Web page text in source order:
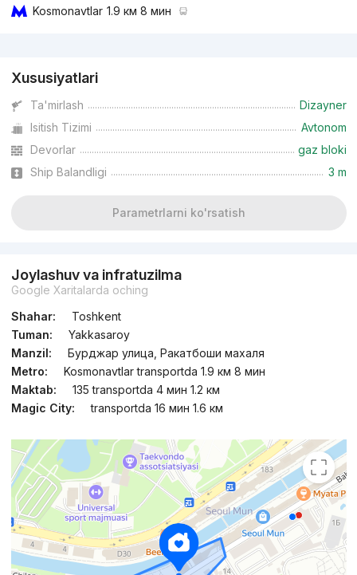
Kosmonavtlar 1.9 км 8 мин
Xususiyatlari
Ta'mirlash
Dizayner
Isitish Tizimi
Avtonom
Devorlar
gaz bloki
Ship Balandligi
3 m
Parametrlarni ko'rsatish
Joylashuv va infratuzilma
Google Xaritalarda oching
Shahar:
Toshkent
Tuman:
Yakkasaroy
Manzil:
Бурджар улица, Ракатбоши махаля
Metro:
Kosmonavtlar transportda 1.9 км 8 мин
Maktab:
135 transportda 4 мин 1.2 км
Magic City:
transportda 16 мин 1.6 км